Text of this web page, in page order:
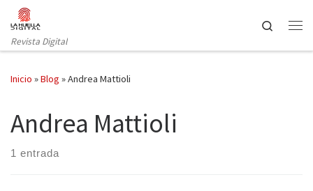
Saltar al contenido
Revista Digital
Search
Inicio »Blog »Andrea Mattioli
Andrea Mattioli
1 entrada